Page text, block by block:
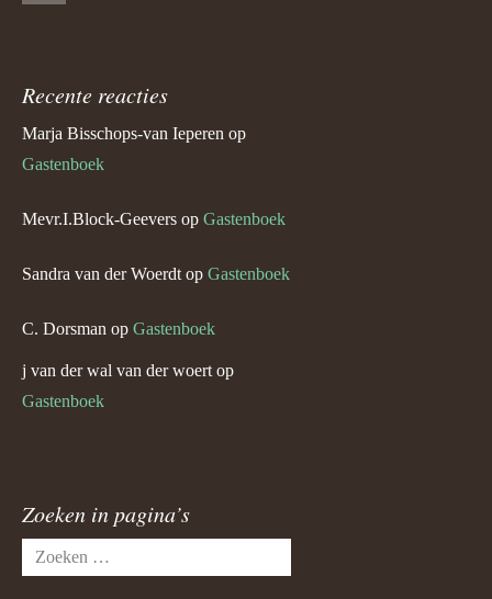
Recente reacties
Marja Bisschops-van Ieperen op
Gastenboek
Mevr.I.Block-Geevers op Gastenboek
Sandra van der Woerdt op Gastenboek
C. Dorsman op Gastenboek
j van der wal van der woert op
Gastenboek
Zoeken in pagina’s
Zoeken
naar: